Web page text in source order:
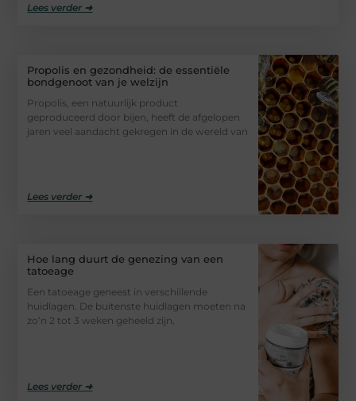
Lees verder ➜
Propolis en gezondheid: de essentiële
bondgenoot van je welzijn
Propolis, een natuurlijk product
geproduceerd door bijen, heeft de afgelopen
jaren veel aandacht gekregen in de wereld van
Lees verder ➜
Hoe lang duurt de genezing van een
tatoeage
Een tatoeage geneest in verschillende
huidlagen. De buitenste huidlagen moeten na
zo’n 2 tot 3 weken geheeld zijn,
Lees verder ➜